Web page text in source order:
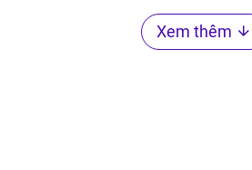
Xem thêm